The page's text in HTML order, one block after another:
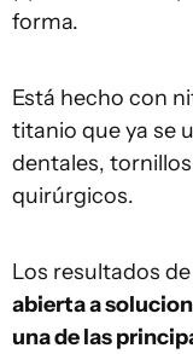
forma.
Está hecho con
titanio que ya se
dentales,
quirúrgicos.
Los resultados
abierta a
una de las